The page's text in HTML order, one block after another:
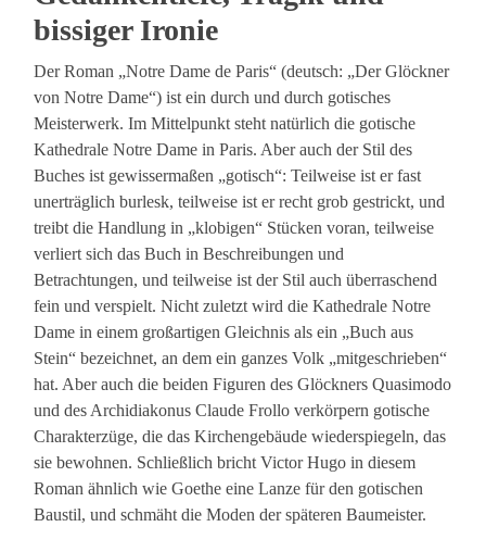
bissiger Ironie
Der Roman „Notre Dame de Paris“ (deutsch: „Der Glöckner
von Notre Dame“) ist ein durch und durch gotisches
Meisterwerk. Im Mittelpunkt steht natürlich die gotische
Kathedrale Notre Dame in Paris. Aber auch der Stil des
Buches ist gewissermaßen „gotisch“: Teilweise ist er fast
unerträglich burlesk, teilweise ist er recht grob gestrickt, und
treibt die Handlung in „klobigen“ Stücken voran, teilweise
verliert sich das Buch in Beschreibungen und
Betrachtungen, und teilweise ist der Stil auch überraschend
fein und verspielt. Nicht zuletzt wird die Kathedrale Notre
Dame in einem großartigen Gleichnis als ein „Buch aus
Stein“ bezeichnet, an dem ein ganzes Volk „mitgeschrieben“
hat. Aber auch die beiden Figuren des Glöckners Quasimodo
und des Archidiakonus Claude Frollo verkörpern gotische
Charakterzüge, die das Kirchengebäude wiederspiegeln, das
sie bewohnen. Schließlich bricht Victor Hugo in diesem
Roman ähnlich wie Goethe eine Lanze für den gotischen
Baustil, und schmäht die Moden der späteren Baumeister.